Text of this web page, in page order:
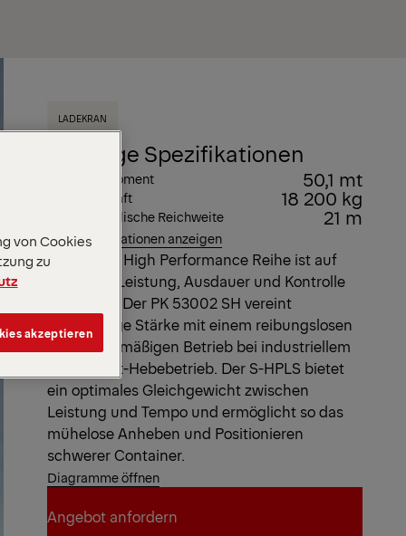
LADEKRAN
Wichtige Spezifikationen
Max. Hubmoment 50,1 mt
Max. Hubkraft 18 200 kg
Max. hydraulische Reichweite 21 m
Alle Spezifikationen anzeigen
Unsere SH High Performance Reihe ist auf
maximale Leistung, Ausdauer und Kontrolle
ausgelegt. Der PK 53002 SH vereint
zuverlässige Stärke mit einem reibungslosen
und gleichmäßigen Betrieb bei industriellem
Schwerlast-Hebebetrieb. Der S-HPLS bietet
ein optimales Gleichgewicht zwischen
Leistung und Tempo und ermöglicht so das
mühelose Anheben und Positionieren
schwerer Container.
Diagramme öffnen
Angebot anfordern
von Cookies
zu
akzeptieren